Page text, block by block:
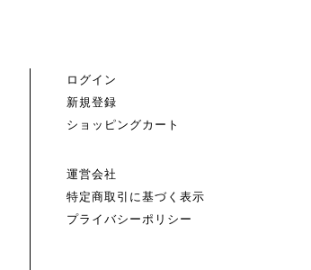
ログイン
新規登録
ショッピングカート
運営会社
特定商取引に基づく表示
プライバシーポリシー